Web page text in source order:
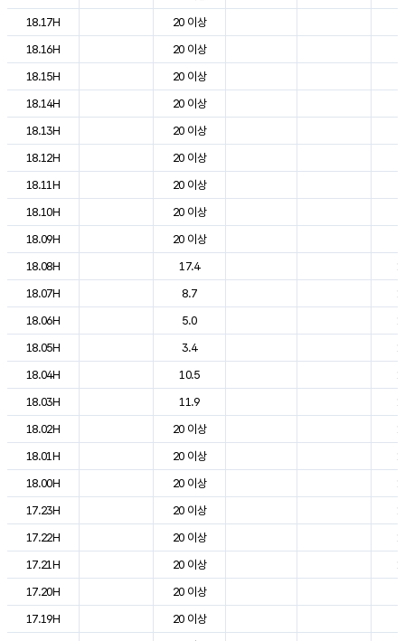
18.17H
20 이상
18.16H
20 이상
18.15H
20 이상
18.14H
20 이상
18.13H
20 이상
18.12H
20 이상
18.11H
20 이상
18.10H
20 이상
18.09H
20 이상
18.08H
17.4
18.07H
8.7
18.06H
5.0
18.05H
3.4
18.04H
10.5
18.03H
11.9
18.02H
20 이상
18.01H
20 이상
18.00H
20 이상
17.23H
20 이상
17.22H
20 이상
17.21H
20 이상
17.20H
20 이상
17.19H
20 이상